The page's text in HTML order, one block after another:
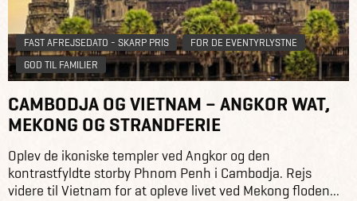
FAST AFREJSEDATO - SKARP PRIS
FOR DE EVENTYRLYSTNE
GOD TIL FAMILIER
CAMBODJA OG VIETNAM – ANGKOR WAT,
MEKONG OG STRANDFERIE
Oplev de ikoniske templer ved Angkor og den
kontrastfyldte storby Phnom Penh i Cambodja. Rejs
videre til Vietnam for at opleve livet ved Mekong floden...